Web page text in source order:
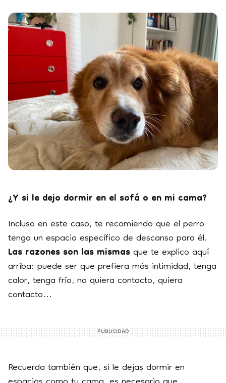
¿Y si le dejo dormir en el sofá o en mi cama?
Incluso en este caso, te recomiendo que el perro
tenga un espacio específico de descanso para él.
Las razones son las mismasque te explico aquí
arriba: puede ser que prefiera más intimidad, tenga
calor, tenga frío, no quiera contacto, quiera
contacto...
Recuerda también que, si le dejas dormir en